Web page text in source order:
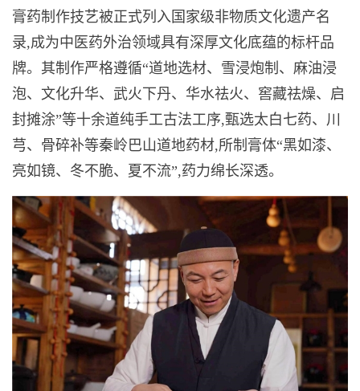
膏药制作技艺被正式列入国家级非物质文化遗产名
录,成为中医药外治领域具有深厚文化底蕴的标杆品
牌。其制作严格遵循“道地选材、雪浸炮制、麻油浸
泡、文化升华、武火下丹、华水祛火、窖藏祛燥、启
封摊涂”等十余道纯手工古法工序,甄选太白七药、川
芎、骨碎补等秦岭巴山道地药材,所制膏体“黑如漆、
亮如镜、冬不脆、夏不流”,药力绵长深透。